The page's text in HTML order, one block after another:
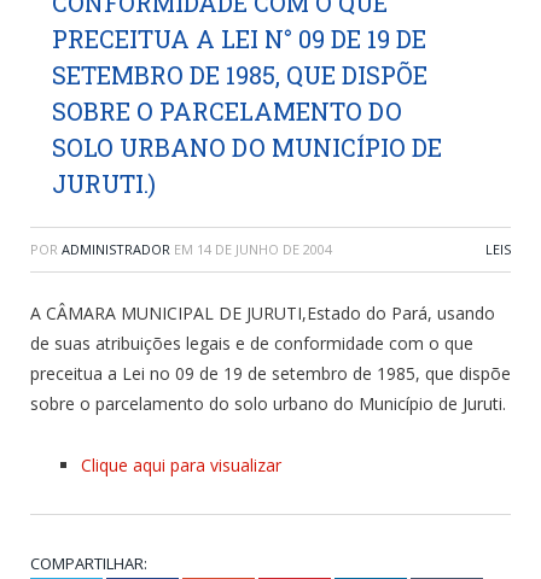
PRECEITUA A LEI N° 09 DE 19 DE
SETEMBRO DE 1985, QUE DISPÕE
SOBRE O PARCELAMENTO DO
SOLO URBANO DO MUNICÍPIO DE
JURUTI.)
POR ADMINISTRADOR EM 14 DE JUNHO DE 2004 LEIS
A CÂMARA MUNICIPAL DE JURUTI,Estado do Pará, usando
de suas atribuições legais e de conformidade com o que
preceitua a Lei no 09 de 19 de setembro de 1985, que dispõe
sobre o parcelamento do solo urbano do Município de Juruti.
Clique aqui para visualizar
COMPARTILHAR: